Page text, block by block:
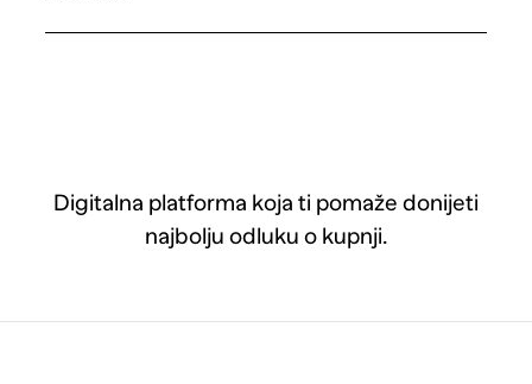
Digitalna platforma koja ti pomaže donijeti
najbolju odluku o kupnji.